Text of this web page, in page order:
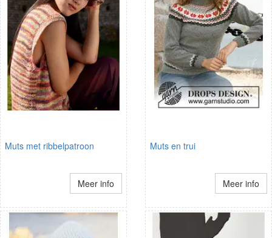
Muts met ribbelpatroon
Meer info
Muts en trui
Meer info